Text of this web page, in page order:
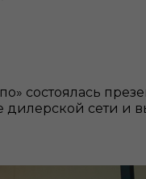
состоялась
сети и